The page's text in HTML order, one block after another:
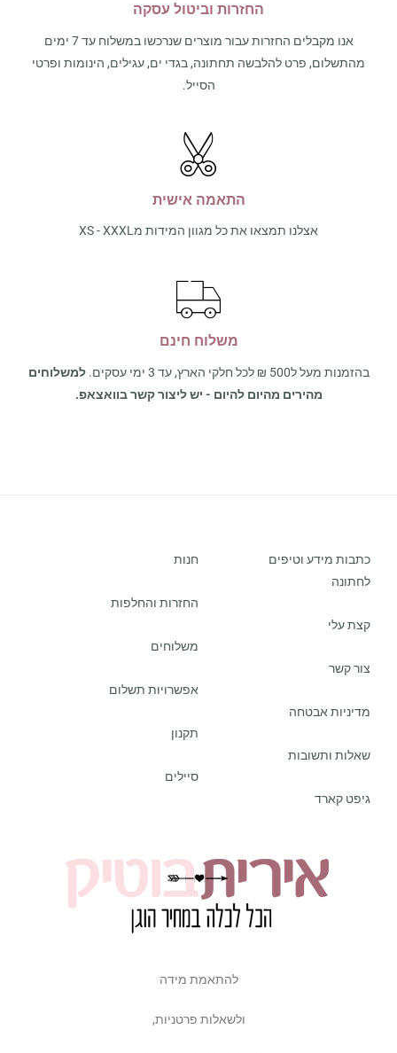
החזרות וביטול עסקה
אנו מקבלים החזרות עבור מוצרים שנרכשו במשלוח עד 7 ימים
מהתשלום, פרט להלבשה תחתונה, בגדי ים, עגילים, הינומות ופרטי
הסייל.
התאמה אישית
אצלנו תמצאו את כל מגוון המידות מXS - XXXL
משלוח חינם
בהזמנות מעל ל500 ₪ לכל חלקי הארץ, עד 3 ימי עסקים.
למשלוחים
מהירים מהיום להיום - יש ליצור קשר בוואצאפ.
כתבות מידע וטיפים
לחתונה
קצת עלי
צור קשר
מדיניות אבטחה
שאלות ותשובות
גיפט קארד
חנות
החזרות והחלפות
משלוחים
אפשרויות תשלום
תקנון
סיילים
להתאמת מידה
ולשאלות פרטניות,